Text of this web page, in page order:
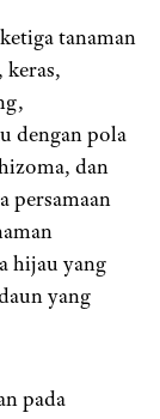
tanaman
keras,
dengan pola
dan
persamaan
hijau yang
yang
pada